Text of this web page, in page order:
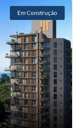
Em Construção